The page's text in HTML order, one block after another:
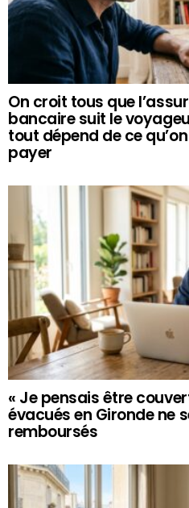
On croit tous que
bancaire suit le
tout dépend de ce
payer
« Je pensais être
évacués en Gironde ne
remboursés